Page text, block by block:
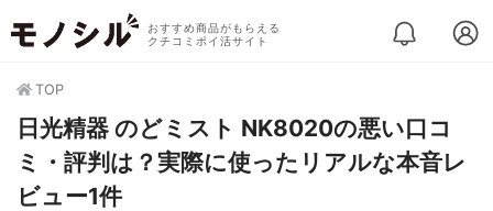
おすすめ商品がもらえる
クチコミポイ活サイト
TOP
日光精器 のどミスト NK8020の悪い口コ
ミ・評判は？実際に使ったリアルな本音レ
ビュー1件